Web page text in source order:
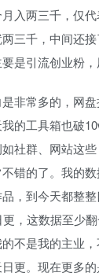
入两三千，仅
三千，中间还
是引流创业粉，
非常多的，网
的工具箱也破
社群、网站这
错的了。我的
，到今天都整
，这数据至少
不是我的主业
更。现在更多